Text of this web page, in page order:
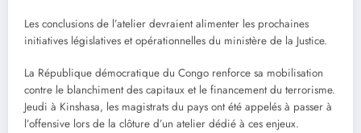
Les conclusions de l’atelier devraient alimenter les prochaines
initiatives législatives et opérationnelles du ministère de la Justice.
La République démocratique du Congo renforce sa mobilisation
contre le blanchiment des capitaux et le financement du terrorisme.
Jeudi à Kinshasa, les magistrats du pays ont été appelés à passer à
l’offensive lors de la clôture d’un atelier dédié à ces enjeux.